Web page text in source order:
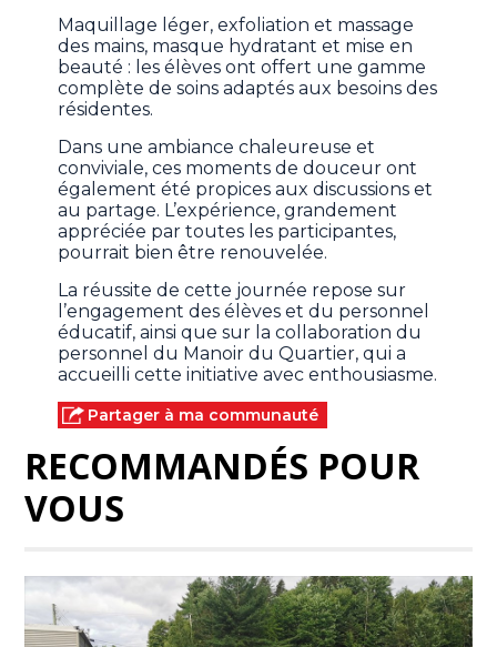
Maquillage léger, exfoliation et massage
des mains, masque hydratant et mise en
beauté : les élèves ont offert une gamme
complète de soins adaptés aux besoins des
résidentes.
Dans une ambiance chaleureuse et
conviviale, ces moments de douceur ont
également été propices aux discussions et
au partage. L’expérience, grandement
appréciée par toutes les participantes,
pourrait bien être renouvelée.
La réussite de cette journée repose sur
l’engagement des élèves et du personnel
éducatif, ainsi que sur la collaboration du
personnel du Manoir du Quartier, qui a
accueilli cette initiative avec enthousiasme.
Partager à ma communauté
RECOMMANDÉS POUR
VOUS